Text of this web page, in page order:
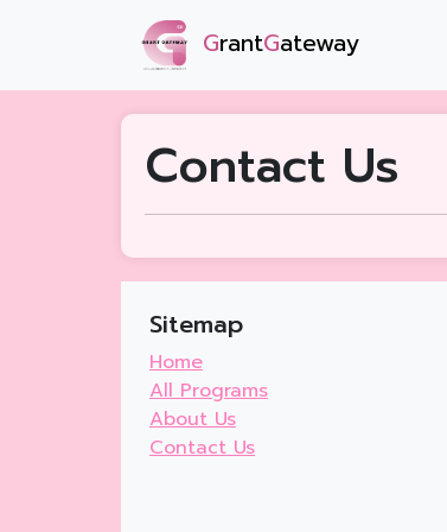
GrantGateway
Contact Us
Sitemap
Home
All Programs
About Us
Contact Us